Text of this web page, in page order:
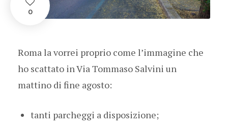
0
Roma la vorrei proprio come l’immagine che
ho scattato in Via Tommaso Salvini un
mattino di fine agosto:
tanti parcheggi a disposizione;